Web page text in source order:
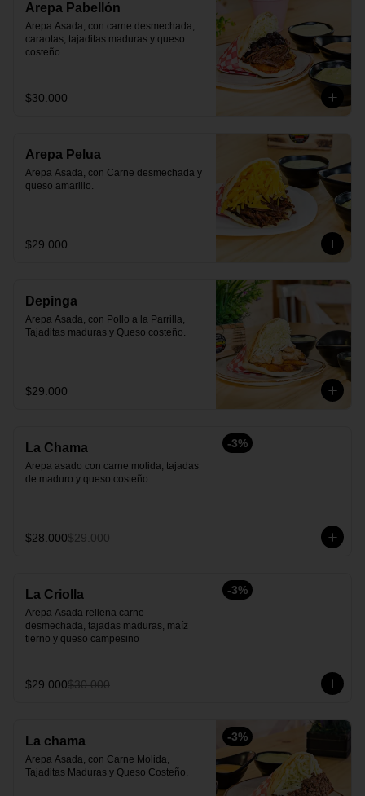
Arepa Pabellón
Arepa Asada, con carne desmechada,
caraotas, tajaditas maduras y queso
costeño.
$30.000
Arepa Pelua
Arepa Asada, con Carne desmechada y
queso amarillo.
$29.000
Depinga
Arepa Asada, con Pollo a la Parrilla,
Tajaditas maduras y Queso costeño.
$29.000
-3%
La Chama
Arepa asado con carne molida, tajadas
de maduro y queso costeño
$28.000$29.000
-3%
La Criolla
Arepa Asada rellena carne
desmechada, tajadas maduras, maíz
tierno y queso campesino
$29.000$30.000
-3%
La chama
Arepa Asada, con Carne Molida,
Tajaditas Maduras y Queso Costeño.